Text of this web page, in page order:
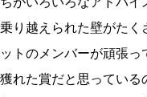
乗り越えられた壁がたく
ットのメンバーが頑張
獲れた賞だと思っている